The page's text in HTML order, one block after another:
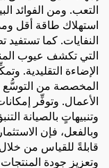
التعب. ومن الفوائد
استهلاك طاقة أقل
النفايات. كما
التي تكشف عيوب
الإضاءة التقليدية.
المخصصة من التوسُّع
الأعمال. وتوفِّر
وتنبيهاتٍ بالصيانة
وبالفعل، فإن
قابلةً للقياس من
وتعزيز جودة